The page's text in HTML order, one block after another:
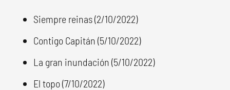
Siempre reinas (2/10/2022)
Contigo Capitán (5/10/2022)
La gran inundación (5/10/2022)
El topo (7/10/2022)